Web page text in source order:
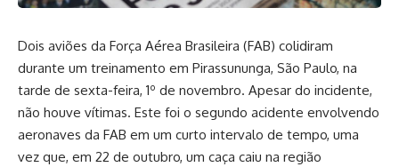
Dois aviões da Força Aérea Brasileira (FAB) colidiram
durante um treinamento em Pirassununga, São Paulo, na
tarde de sexta-feira, 1º de novembro. Apesar do incidente,
não houve vítimas. Este foi o segundo acidente envolvendo
aeronaves da FAB em um curto intervalo de tempo, uma
vez que, em 22 de outubro, um caça caiu na região